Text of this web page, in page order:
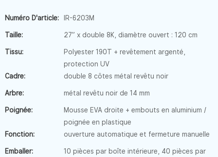
Numéro D'article: IR-6203M
Taille: 27” x double 8K, diamètre ouvert : 120 cm
Tissu:
Polyester 190T + revêtement argenté,
protection UV
Cadre:
double 8 côtes métal revêtu noir
Arbre: métal revêtu noir de 14 mm
Poignée:
Mousse EVA droite + embouts en aluminium /
poignée en plastique
Fonction:
ouverture automatique et fermeture manuelle
Emballer:
10 pièces par boîte intérieure, 40 pièces par